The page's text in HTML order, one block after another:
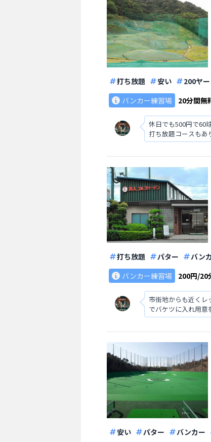
打ち放題
安い 200ヤ
バンカー練習場
20分間無
休日でも500円で60
打ち放題コースも
です。
打ち放題
パター バン
バンカー練習場
200円/20
市街地からも近くレ
でバケツに入れ用
す。
安い
パター バンカー